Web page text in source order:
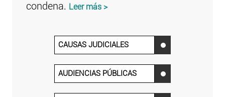
condena. Leer más >
CAUSAS JUDICIALES ‌
AUDIENCIAS PÚBLICAS ‌